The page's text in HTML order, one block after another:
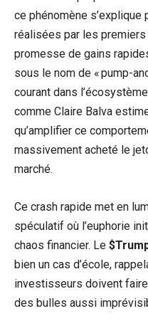
ce phénomène
réalisées par les
promesse de gains
sous le nom de « pump-
courant dans
comme Claire Balva
qu’amplifier ce
massivement acheté le
marché.
Ce crash rapide met en
spéculatif où l’euphorie
chaos financier. Le
bien un cas d’école,
investisseurs doivent
des bulles aussi